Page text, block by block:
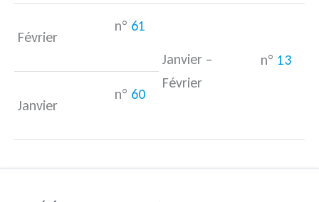
Février
n° 61
Janvier –
Février
n° 13
Janvier
n° 60